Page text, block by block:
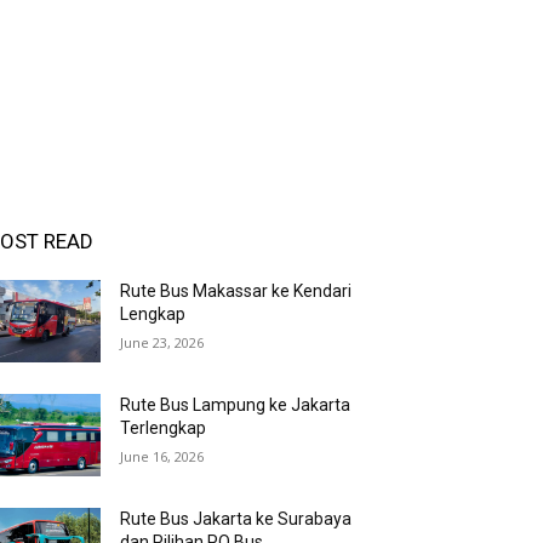
READ
Rute Bus Makassar ke Kendari
Lengkap
June 23, 2026
Rute Bus Lampung ke Jakarta
Terlengkap
June 16, 2026
Rute Bus Jakarta ke Surabaya